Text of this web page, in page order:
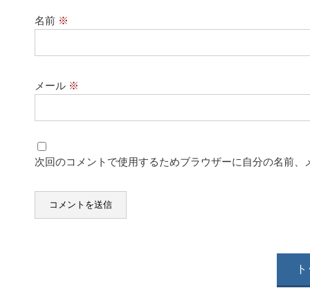
名前 ※
メール ※
次回のコメントで使用するためブラウザーに自分の名前